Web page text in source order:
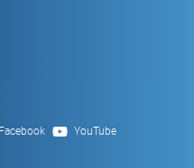
Facebook YouTube